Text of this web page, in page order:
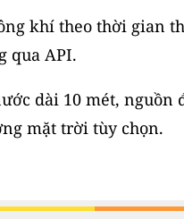
khí theo thời gian
qua API.
dài 10 mét, nguồn
mặt trời tùy chọn.